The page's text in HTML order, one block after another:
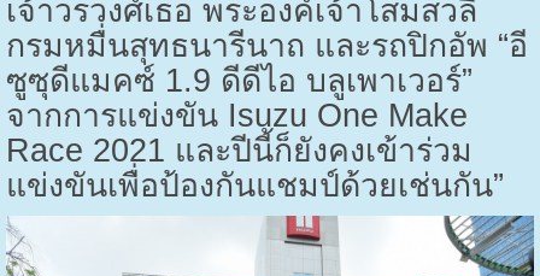
เจ้าวรวงศ์เธอ พระองค์เจ้าโสมสวลี
กรมหมื่นสุทธนารีนาถ และรถปิกอัพ “อี
ซูซุดีแมคซ์ 1.9 ดีดีไอ บลูเพาเวอร์”
จากการแข่งขัน Isuzu One Make
Race 2021 และปีนี้ก็ยังคงเข้าร่วม
แข่งขันเพื่อป้องกันแชมป์ด้วยเช่นกัน”